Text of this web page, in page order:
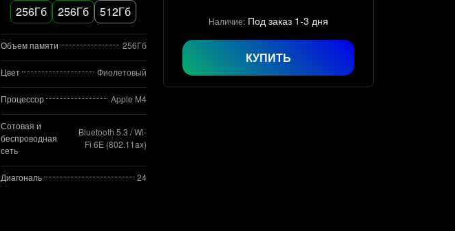
256Гб
256Гб 512Гб
Объем памяти 256Гб
Цвет Фиолетовый
Процессор Apple M4
Сотовая и
беспроводная
сеть
Bluetooth 5.3 / Wi-
Fi 6E (802.11ax)
Диагональ 24
Наличие: Под заказ 1-3 дня
КУПИТЬ